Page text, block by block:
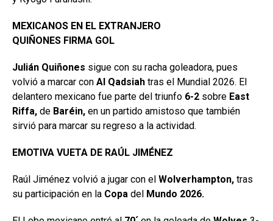
MEXICANOS EN EL EXTRANJERO
QUIÑONES FIRMA GOL
Julián Quiñones sigue con su racha goleadora, pues
volvió a marcar con Al Qadsiah tras el Mundial 2026. El
delantero mexicano fue parte del triunfo 6-2 sobre East
Riffa, de Baréin, en un partido amistoso que también
sirvió para marcar su regreso a la actividad.
EMOTIVA VUETA DE RAÚL JIMÉNEZ
Raúl Jiménez volvió a jugar con el Wolverhampton, tras
su participación en la Copa del Mundo 2026.